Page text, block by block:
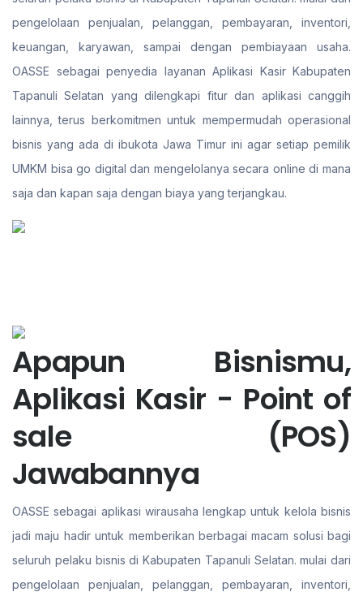
pengelolaan penjualan, pelanggan, pembayaran, inventori,
keuangan, karyawan, sampai dengan pembiayaan usaha.
OASSE sebagai penyedia layanan Aplikasi Kasir Kabupaten
Tapanuli Selatan yang dilengkapi fitur dan aplikasi canggih
lainnya, terus berkomitmen untuk mempermudah operasional
bisnis yang ada di ibukota Jawa Timur ini agar setiap pemilik
UMKM bisa go digital dan mengelolanya secara online di mana
saja dan kapan saja dengan biaya yang terjangkau.
Apapun Bisnismu,
Aplikasi Kasir - Point of
sale (POS)
Jawabannya
OASSE sebagai aplikasi wirausaha lengkap untuk kelola bisnis
jadi maju hadir untuk memberikan berbagai macam solusi bagi
seluruh pelaku bisnis di Kabupaten Tapanuli Selatan. mulai dari
pengelolaan penjualan, pelanggan, pembayaran, inventori,